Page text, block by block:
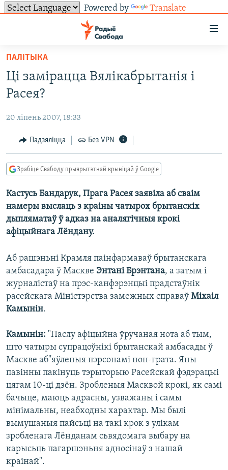
Powered by Translate
ўнівэрсальнага
доступу
Перайсьці
да
галоўнага
Перайсьці
Перайсьці
пошуку
УСЕ НАВІНЫ
ЛЮДЗІ
ПАЛІТЫКА
ВАЙНА
БЕЛАРУСЫ НА ВАЙНЕ
ПАЛІТВЯЗЬНІ
КУЛЬТУРА
ТОЛЬКІ НА СВАБОДЗЕ
БЛОГІ
ГІСТОРЫЯ НА СВАБОДЗЕ
КНІГІ
АЎДЫЁКНІГІ
PREMIUM
МОВА
АБЫСЬЦІ БЛЯКАВАНЬНЕ
ПАДЗЯЛІЦЦА ІНФАРМАЦЫЯЙ
ПАДПІСАЦЦА
RSS
FACEBOOK
TWITTER
Усе сайты РС/РСЭ
ПАЛІТЫКА
Ці замірацца Вялікабрытанія і
Расея?
20 ліпень 2007, 18:33
Падзяліцца Без VPN
Зрабіце Свабоду прыярытэтнай крыніцай ў Google
Кастусь Бандарук, Прага Расея заявіла аб сваім
намеры выслаць з краіны чатырох брытанскіх
дыпляматаў ў адказ на аналягічныя крокі
афіцыйнага Лёндану.
Аб рашэньні Крамля паінфармаваў брытанскага
амбасадара ў Маскве Энтані Брэнтана, а затым і
журналістаў на прэс-канфэрэнцыі прадстаўнік
расейскага Міністэрства замежных справаў Міхаіл
Камынін.
Камынін: "Паслу афіцыйна ўручаная нота аб тым,
што чатыры супрацоўнікі брытанскай амбасады ў
Маскве аб''яўленыя пэрсонамі нон-грата. Яны
павінны пакінуць тэрыторыю Расейскай фэдэрацыі
цягам 10-ці дзён. Зробленыя Масквой крокі, як самі
бачыце, маюць адрасны, узважаны і самы
мінімальны, неабходны характар. Мы былі
вымушаныя пайсьці на такі крок з улікам
зробленага Лёнданам сьвядомага выбару на
карысьць пагаршэньня адносінаў з нашай
краінай".